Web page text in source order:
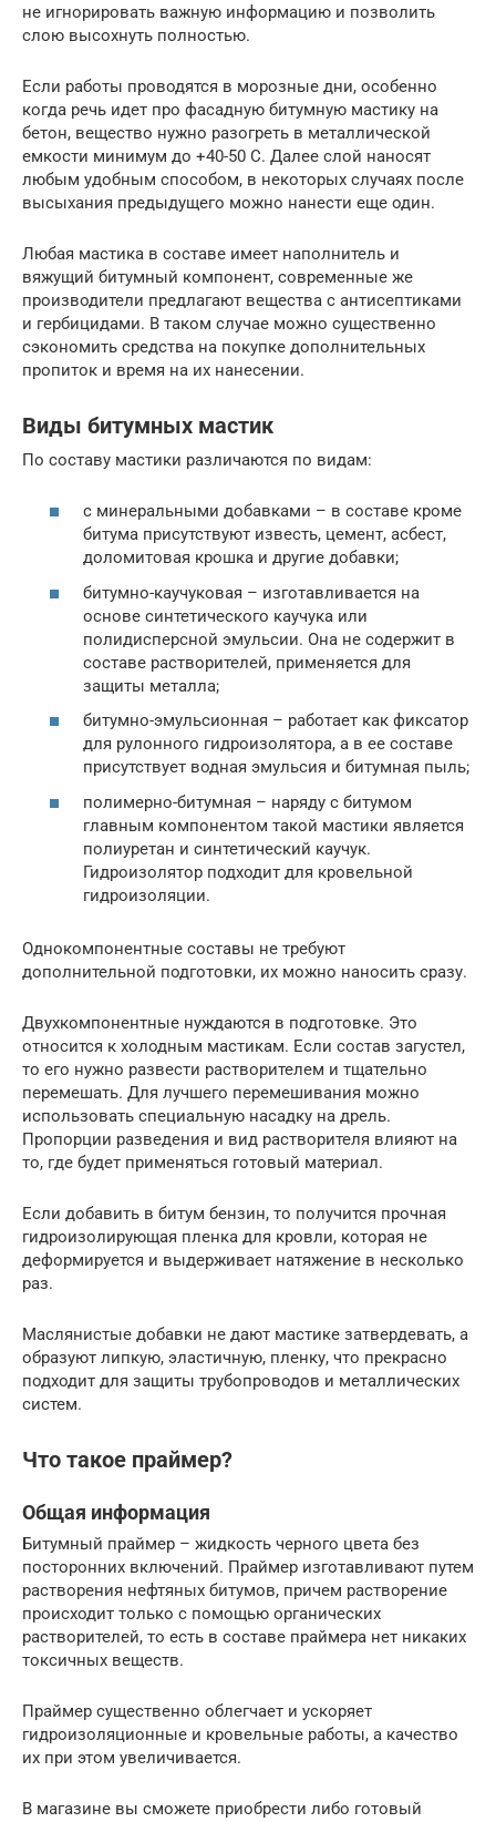
не игнорировать важную информацию и позволить
слою высохнуть полностью.
Если работы проводятся в морозные дни, особенно
когда речь идет про фасадную битумную мастику на
бетон, вещество нужно разогреть в металлической
емкости минимум до +40-50 С. Далее слой наносят
любым удобным способом, в некоторых случаях после
высыхания предыдущего можно нанести еще один.
Любая мастика в составе имеет наполнитель и
вяжущий битумный компонент, современные же
производители предлагают вещества с антисептиками
и гербицидами. В таком случае можно существенно
сэкономить средства на покупке дополнительных
пропиток и время на их нанесении.
Виды битумных мастик
По составу мастики различаются по видам:
с минеральными добавками – в составе кроме
битума присутствуют известь, цемент, асбест,
доломитовая крошка и другие добавки;
битумно-каучуковая – изготавливается на
основе синтетического каучука или
полидисперсной эмульсии. Она не содержит в
составе растворителей, применяется для
защиты металла;
битумно-эмульсионная – работает как фиксатор
для рулонного гидроизолятора, а в ее составе
присутствует водная эмульсия и битумная пыль;
полимерно-битумная – наряду с битумом
главным компонентом такой мастики является
полиуретан и синтетический каучук.
Гидроизолятор подходит для кровельной
гидроизоляции.
Однокомпонентные составы не требуют
дополнительной подготовки, их можно наносить сразу.
Двухкомпонентные нуждаются в подготовке. Это
относится к холодным мастикам. Если состав загустел,
то его нужно развести растворителем и тщательно
перемешать. Для лучшего перемешивания можно
использовать специальную насадку на дрель.
Пропорции разведения и вид растворителя влияют на
то, где будет применяться готовый материал.
Если добавить в битум бензин, то получится прочная
гидроизолирующая пленка для кровли, которая не
деформируется и выдерживает натяжение в несколько
раз.
Маслянистые добавки не дают мастике затвердевать, а
образуют липкую, эластичную, пленку, что прекрасно
подходит для защиты трубопроводов и металлических
систем.
Что такое праймер?
Общая информация
Битумный праймер – жидкость черного цвета без
посторонних включений. Праймер изготавливают путем
растворения нефтяных битумов, причем растворение
происходит только с помощью органических
растворителей, то есть в составе праймера нет никаких
токсичных веществ.
Праймер существенно облегчает и ускоряет
гидроизоляционные и кровельные работы, а качество
их при этом увеличивается.
В магазине вы сможете приобрести либо готовый